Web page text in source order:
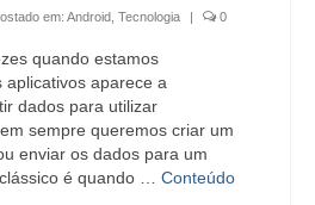
em: Android Tecnologia | 0
quando estamos
aparece a
dados para utilizar
sempre queremos criar um
enviar os dados para um
é quando … Conteúdo